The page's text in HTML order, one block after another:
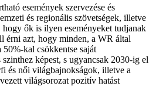
események szervezése és
és regionális szövetségek, illetve
hogy ők is ilyen eseményeket tudjanak
érni azt, hogy minden, a WR által
50%-kal csökkentse saját
képest, s ugyancsak 2030-ig el
és női világbajnokságok, illetve a
világsorozat pozitív hatást